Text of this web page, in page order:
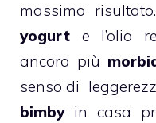
massimo
yogurt e l’olio
ancora più
senso di
bimby in casa